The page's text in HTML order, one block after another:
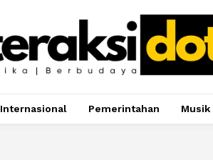
Internasional Pemerintahan Musik